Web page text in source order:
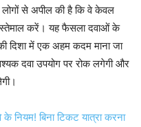
से अपील की है कि वे केवल
करें। यह फैसला दवाओं के
दिशा में एक अहम कदम माना जा
दवा उपयोग पर रोक लगेगी और
नियम! बिना टिकट यात्रा करना